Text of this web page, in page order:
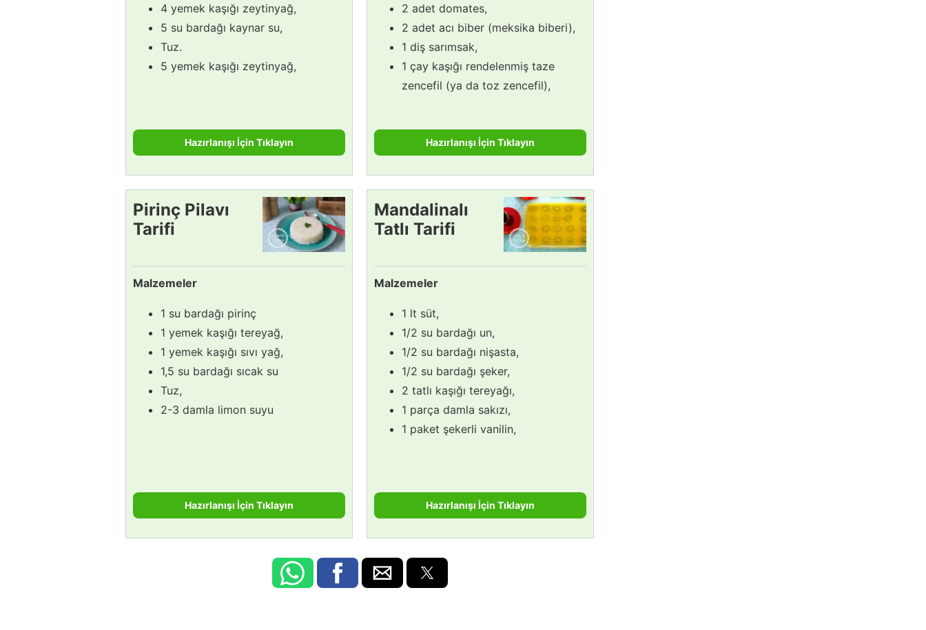
4 yemek kaşığı zeytinyağ,
5 su bardağı kaynar su,
Tuz.
5 yemek kaşığı zeytinyağ,
Hazırlanışı İçin Tıklayın
2 adet domates,
2 adet acı biber (meksika biberi),
1 diş sarımsak,
1 çay kaşığı rendelenmiş taze
zencefil (ya da toz zencefil),
Hazırlanışı İçin Tıklayın
Pirinç Pilavı
Tarifi
Malzemeler
1 su bardağı pirinç
1 yemek kaşığı tereyağ,
1 yemek kaşığı sıvı yağ,
1,5 su bardağı sıcak su
Tuz,
2-3 damla limon suyu
Hazırlanışı İçin Tıklayın
Mandalinalı
Tatlı Tarifi
Malzemeler
1 lt süt,
1/2 su bardağı un,
1/2 su bardağı nişasta,
1/2 su bardağı şeker,
2 tatlı kaşığı tereyağı,
1 parça damla sakızı,
1 paket şekerli vanilin,
Hazırlanışı İçin Tıklayın